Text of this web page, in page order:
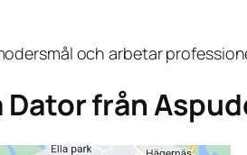
och arbetar
från